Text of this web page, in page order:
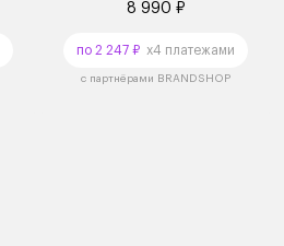
8 990 ₽
по 2 247 ₽ x4 платежами
с партнёрами BRANDSHOP